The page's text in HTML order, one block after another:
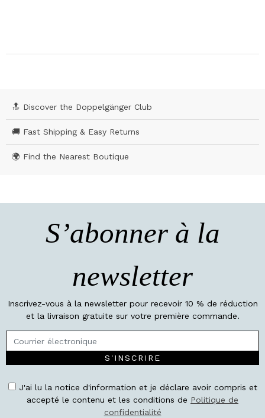
🔝 Discover the Doppelgänger Club
🚚 Fast Shipping & Easy Returns
🌍 Find the Nearest Boutique
S’abonner à la
newsletter
Inscrivez-vous à la newsletter pour recevoir 10 % de réduction
et la livraison gratuite sur votre première commande.
S'INSCRIRE
J'ai lu la notice d'information et je déclare avoir compris et
accepté le contenu et les conditions de Politique de
confidentialité